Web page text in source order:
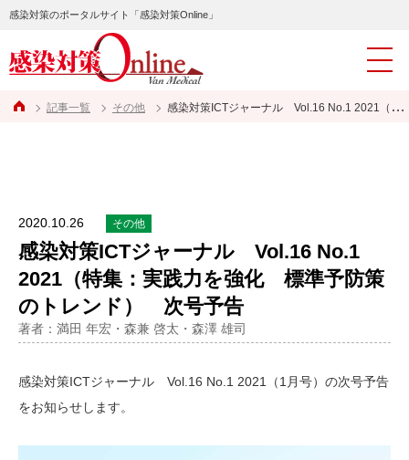
感染対策のポータルサイト「感染対策Online」
記事一覧 その他 感染対策ICTジャーナル Vol.16 No.1 2021（特集：実践力を強化 標準予防策のトレンド） 次号予告
2020.10.26 その他
感染対策ICTジャーナル Vol.16 No.1
2021（特集：実践力を強化 標準予防策
のトレンド） 次号予告
著者：満田 年宏・森兼 啓太・森澤 雄司
感染対策ICTジャーナル Vol.16 No.1 2021（1月号）の次号予告
をお知らせします。